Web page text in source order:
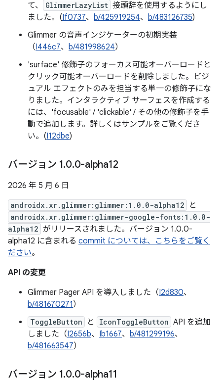
て、
GlimmerLazyList 接頭辞を使用するようにし
ました。(If0737、 b/425919254、 b/483126735)
Glimmer の音声インジケーターの初期実装
（I446c7、 b/481998624）
'surface' 修飾子のフォーカス可能オーバーロードと
クリック可能オーバーロードを削除しました。ビジ
ュアル エフェクトのみを担当する単一の修飾子にな
りました。インタラクティブ サーフェスを作成する
には、'focusable' / 'clickable' / その他の修飾子を手
動で追加します。詳しくはサンプルをご覧くださ
い。(I12dbe)
バージョン 1.0.0-alpha12
2026 年 5 月 6 日
androidx.xr.glimmer:glimmer:1.0.0-alpha12 と
androidx.xr.glimmer:glimmer-google-fonts:1.0.0-
alpha12 がリリースされました。バージョン 1.0.0-
alpha12 に含まれる commit については、こちらをご覧く
ださい。
API の変更
Glimmer Pager API を導入しました（I2d830、
b/481670271）
ToggleButton と IconToggleButton API を追加
しました（I2656b、 Ib1667、 b/481299196、
b/481663547）
バージョン 1.0.0-alpha11